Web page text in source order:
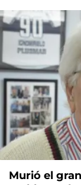
Murió el